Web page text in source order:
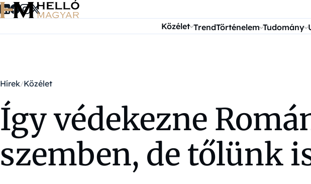
Ugrás a tartalomra
Közélet TrendTörténelem Tudomány
Hírek Közélet
Így védekezne
szemben, de tőlünk